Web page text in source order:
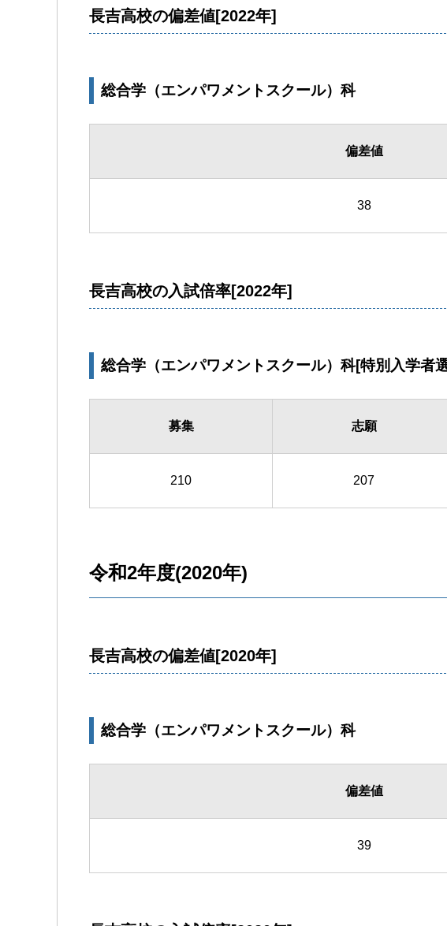
長吉高校の偏差値[2022年]
総合学（エンパワメントスクール）科
偏差値
38
長吉高校の入試倍率[2022年]
総合学（エンパワメントスクール）科[特別入学者
募集 志願
210 207
令和2年度(2020年)
長吉高校の偏差値[2020年]
総合学（エンパワメントスクール）科
偏差値
39